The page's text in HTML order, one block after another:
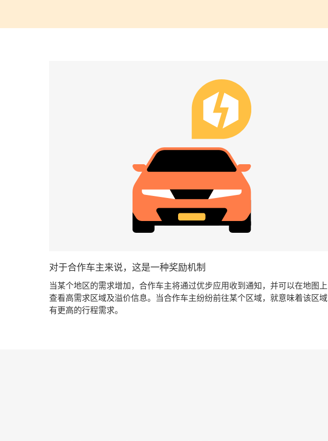
对于合作车主来说，这是一种奖励机制
当某个地区的需求增加，合作车主将通过优步应用收到通知，并可以在地图上
查看高需求区域及溢价信息。当合作车主纷纷前往某个区域，就意味着该区域
有更高的行程需求。